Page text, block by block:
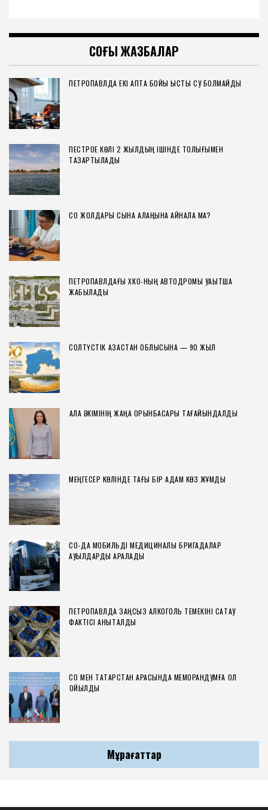
СОҢҒЫ ЖАЗБАЛАР
ПЕТРОПАВЛДА ЕКІ АПТА БОЙЫ ЫСТЫҚ СУ БОЛМАЙДЫ
ПЕСТРОЕ КӨЛІ 2 ЖЫЛДЫҢ ІШІНДЕ ТОЛЫҒЫМЕН
ТАЗАРТЫЛАДЫ
СҚО ЖОЛДАРЫ СЫНАҚ АЛАҢЫНА АЙНАЛА МА?
ПЕТРОПАВЛДАҒЫ ХҚКО-НЫҢ АВТОДРОМЫ УАҚЫТША
ЖАБЫЛАДЫ
СОЛТҮСТІК ҚАЗАҚСТАН ОБЛЫСЫНА — 90 ЖЫЛ
ҚАЛА ӘКІМІНІҢ ЖАҢА ОРЫНБАСАРЫ ТАҒАЙЫНДАЛДЫ
МЕҢГЕСЕР КӨЛІНДЕ ТАҒЫ БІР АДАМ КӨЗ ЖҰМДЫ
СҚО-ДА МОБИЛЬДІ МЕДИЦИНАЛЫҚ БРИГАДАЛАР
АУЫЛДАРДЫ АРАЛАДЫ
ПЕТРОПАВЛДА ЗАҢСЫЗ АЛКОГОЛЬ ТЕМЕКІНІ САҚТАУ
ФАКТІСІ АНЫҚТАЛДЫ
СҚО МЕН ТАТАРСТАН АРАСЫНДА МЕМОРАНДУМҒА ҚОЛ
ҚОЙЫЛДЫ
Мұрағаттар